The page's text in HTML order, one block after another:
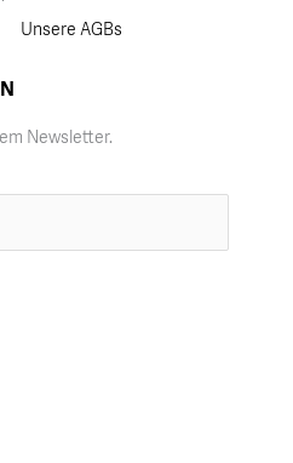
Unsere AGBs
Newsletter.